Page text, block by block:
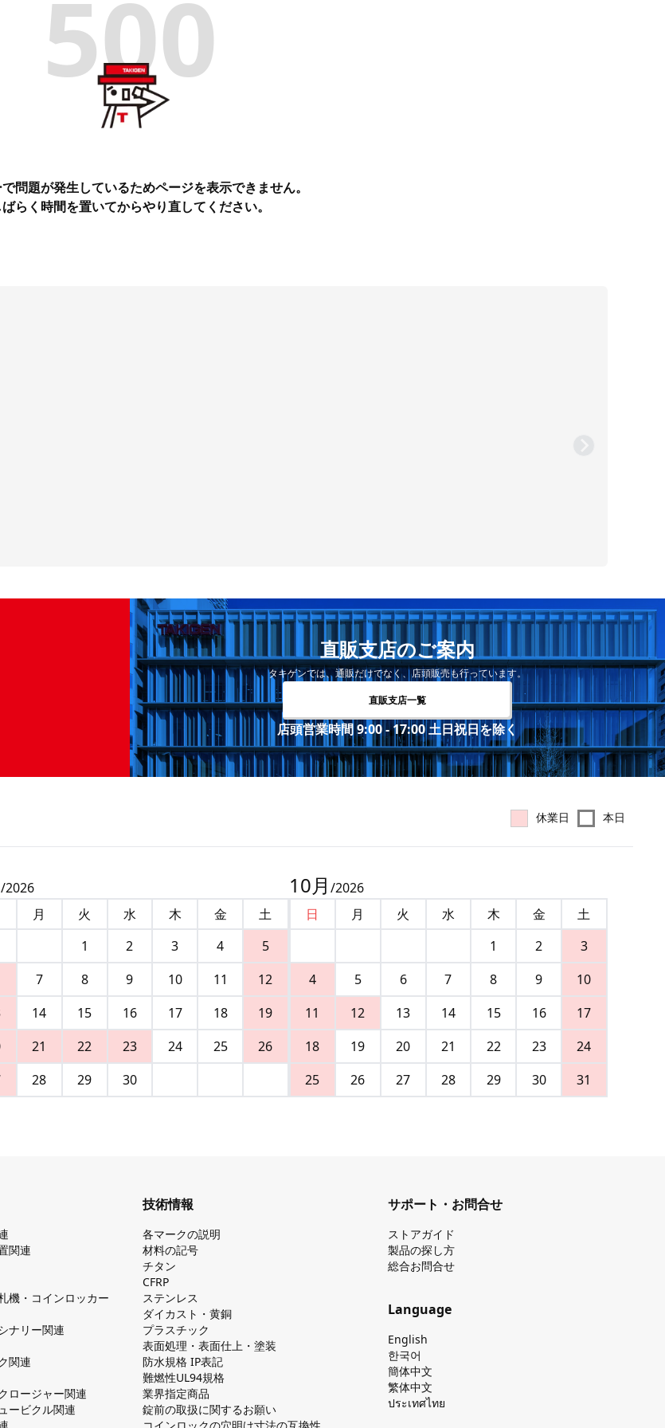
500
問題が発生しているためページを表示できません。
ばらく時間を置いてからやり直してください。
直販支店のご案内
タキゲンでは、通販だけでなく、店頭販売も行っています。
直販支店一覧
店頭営業時間 9:00 - 17:00 土日祝日を除く
休業日 本日
/2026
月 火 水 木 金
土
1
2 3 4
5
7 8 9 10 11
12
14 15 16 17 18
19
21 22 23 24 25
26
28 29 30
10月 /2026
日
月 火 水 木 金
土
1
2
3
4
5 6 7 8 9
10
11
12 13 14 15 16
17
18
19 20 21 22 23
24
25
26 27 28 29 30 31
関連
機・コインロッカー
ナリー関連
関連
ロージャー関連
ービクル関連
技術情報
各マークの説明
材料の記号
チタン
CFRP
ステンレス
ダイカスト・⻩銅
プラスチック
表面処理・表面仕上・塗装
防⽔規格 IP表記
難燃性UL94規格
業界指定商品
錠前の取扱に関するお願い
サポート・お問合せ
ストアガイド
製品の探し⽅
総合お問合せ
Language
English
한국어
簡体中文
繁体中文
ประเทศไทย